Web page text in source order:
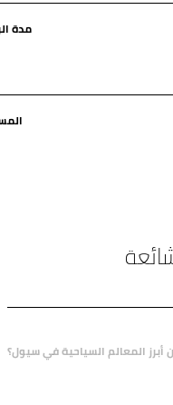
مدة
المعالم السياحية في سيول؟